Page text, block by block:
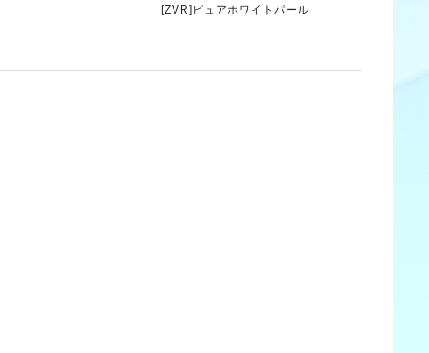
[ZVR]ピュアホワイトパール